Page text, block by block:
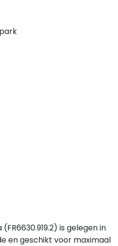
is gelegen in
en geschikt voor maximaal